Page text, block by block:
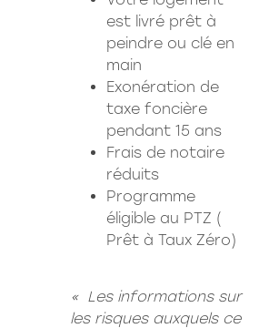
est livré prêt à
peindre ou clé en
main
Exonération de
taxe foncière
pendant 15 ans
Frais de notaire
réduits
Programme
éligible au PTZ (
Prêt à Taux Zéro)
« Les informations sur
les risques auxquels ce